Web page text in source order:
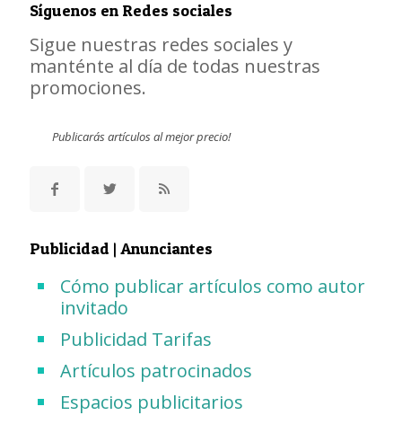
Síguenos en Redes sociales
Sigue nuestras redes sociales y
manténte al día de todas nuestras
promociones.
Publicarás artículos al mejor precio!
Publicidad | Anunciantes
Cómo publicar artículos como autor
invitado
Publicidad Tarifas
Artículos patrocinados
Espacios publicitarios